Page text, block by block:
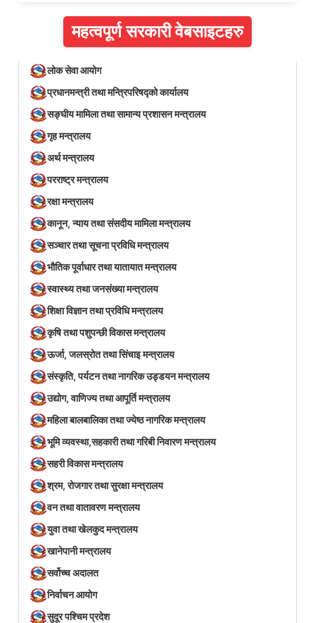
महत्वपूर्ण सरकारी वेबसाइटहरु
लोक सेवा आयोग
प्रधानमन्त्री तथा मन्त्रिपरिषद्को कार्यालय
सङ्घीय मामिला तथा सामान्य प्रशासन मन्त्रालय
गृह मन्त्रालय
अर्थ मन्त्रालय
परराष्ट्र मन्त्रालय
रक्षा मन्त्रालय
कानून, न्याय तथा संसदीय मामिला मन्त्रालय
सञ्‍चार तथा सूचना प्रविधि मन्त्रालय
भौतिक पूर्वाधार तथा यातायात मन्त्रालय
स्वास्थ्य तथा जनसंख्या मन्त्रालय
शिक्षा विज्ञान तथा प्रविधि मन्त्रालय
कृषि तथा पशुपन्छी विकास मन्त्रालय
ऊर्जा, जलस्रोत तथा सिंचाइ मन्त्रालय
संस्कृति, पर्यटन तथा नागरिक उड्डयन मन्त्रालय
उद्योग, वाणिज्य तथा आपूर्ति मन्त्रालय
महिला बालबालिका तथा ज्येष्ठ नागरिक मन्त्रालय
भूमि व्यवस्था,सहकारी तथा गरिबी निवारण मन्त्रालय
सहरी विकास मन्त्रालय
श्रम, रोजगार तथा सुरक्षा मन्त्रालय
वन तथा वातावरण मन्त्रालय
युवा तथा खेलकुद मन्त्रालय
खानेपानी मन्त्रालय
सर्वोच्च अदालत
निर्वाचन आयोग
सुदूर पश्चिम प्रदेश